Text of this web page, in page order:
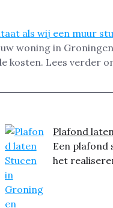
woning in
kosten. Lees verder
Plafond
Een plafond
het